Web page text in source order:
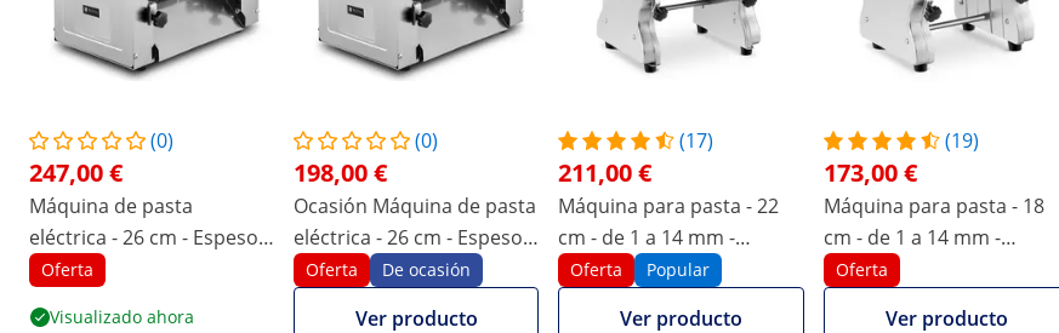
(0)
247,00 €
Máquina de pasta
eléctrica - 26 cm - Espesor
de masa de 1 a 14 mm -
Oferta
Visualizado ahora
(0)
198,00 €
Ocasión Máquina de pasta
eléctrica - 26 cm - Espesor
de masa de 1 a 14 mm -
Royal Catering
Oferta De ocasión
Ver producto
(17)
211,00 €
Máquina para pasta - 22
cm - de 1 a 14 mm -
eléctrica
Oferta Popular
Ver producto
(19)
173,00 €
Máquina para pasta - 18
cm - de 1 a 14 mm -
eléctrica
Oferta
Ver producto